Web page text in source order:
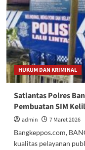
DPRD
Rusdin
Sinaling
tidak
Kuorum,
Ada
Apa?
HUKUM DAN KRIMINAL
Satlantas Polres
Pembuatan SIM
admin
7 Maret 2026
Bangkeppos.com,
kualitas pelayanan